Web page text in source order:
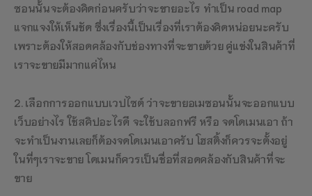
ซอนนั้นจะต้องคิดก่อนครับว่าจะขายอะไร ทำเป็น road map
แจกแจงให้เห็นชัด ซึ่งเรื่องนี้เป็นเรื่องที่เราต้องคิดหน่อยนะครับ
เพราะต้องให้สอดคล้องกับช่องทางที่จะขายด้วย คู่แข่งในสินค้าที่
เราจะขายมีมากแค่ไหน
2. เลือกการออกแบบเวปไซต์ ว่าจะขายอเมซอนนั้นจะออกแบบ
เว็บอย่างไร ใช้สคิปอะไรดี จะใช้บลอกฟรี หรือ จดโดเมนเอา ถ้า
จะทำเป็นงานเลยก็ต้องจดโดเมนเอาครับ โฮสติ้งก็ควรจะตั้งอยู่
ในที่ๆเราจะขาย โดเมนก็ควรเป็นชื่อที่สอดคล้องกับสินค้าที่จะ
ขาย